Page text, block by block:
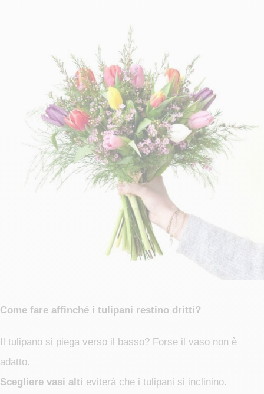
Come fare affinché i tulipani restino dritti?
Il tulipano si piega verso il basso? Forse il vaso non è
adatto.
Scegliere vasi alti eviterà che i tulipani si inclinino.